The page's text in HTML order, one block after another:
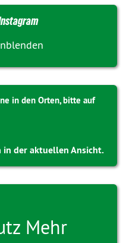
in den Orten, bitte auf
in der aktuellen Ansicht.
Mehr